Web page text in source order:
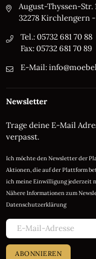
August-Thyssen-Str.
32278 Kirchlengern
Tel.: 05732 681 70 88
Fax: 05732 681 70 89
E-Mail:
Newsletter
Trage deine E-Mail
verpasst.
Ich möchte den Newsletter der
Aktionen, die auf der Plattform
ich meine Einwilligung jederzeit
Nähere Informationen zum
Datenschutzerklärung
ABONNIEREN